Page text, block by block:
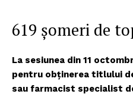
619 șomeri de
La sesiunea din 11
pentru obținerea titlului
sau farmacist specialist